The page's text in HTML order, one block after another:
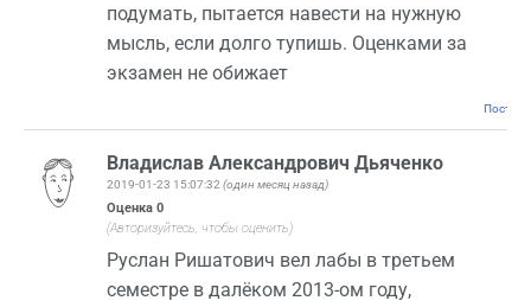
подумать, пытается навести на нужную
мысль, если долго тупишь. Оценками за
экзамен не обижает
Владислав Александрович Дьяченко
2019-01-23 15:07:32 (один месяц назад)
Оценка 0
(Авторизуйтесь, чтобы оценить)
Руслан Ришатович вел лабы в третьем
семестре в далёком 2013-ом году,